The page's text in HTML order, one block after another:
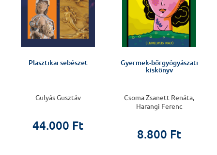
Plasztikai sebészet
Gulyás Gusztáv
44.000 Ft
Gyermek-bőrgyógyászati
kiskönyv
Csoma Zsanett Renáta,
Harangi Ferenc
8.800 Ft